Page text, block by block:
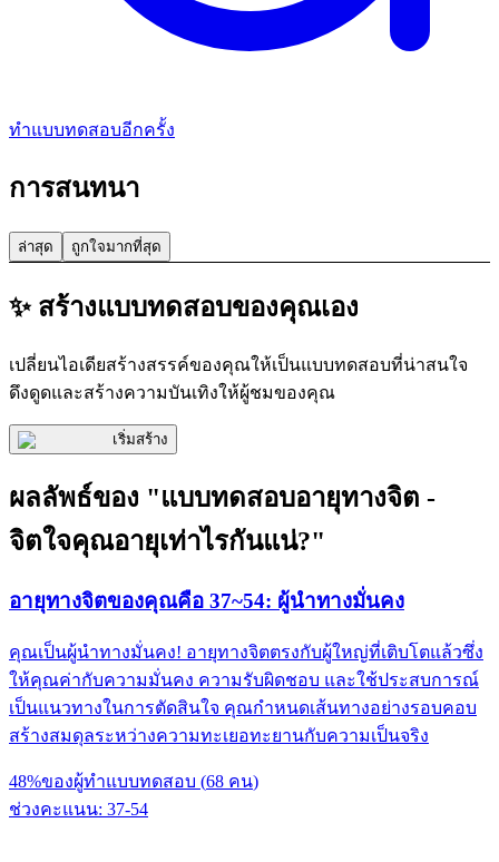
ทำแบบทดสอบอีกครั้ง
การสนทนา
ล่าสุด ถูกใจมากที่สุด
✨ สร้างแบบทดสอบของคุณเอง
เปลี่ยนไอเดียสร้างสรรค์ของคุณให้เป็นแบบทดสอบที่น่าสนใจ
ดึงดูดและสร้างความบันเทิงให้ผู้ชมของคุณ
เริ่มสร้าง
ผลลัพธ์ของ "แบบทดสอบอายุทางจิต -
จิตใจคุณอายุเท่าไรกันแน่?"
อายุทางจิตของคุณคือ 37~54: ผู้นำทางมั่นคง
คุณเป็นผู้นำทางมั่นคง! อายุทางจิตตรงกับผู้ใหญ่ที่เติบโตแล้วซึ่ง
ให้คุณค่ากับความมั่นคง ความรับผิดชอบ และใช้ประสบการณ์
เป็นแนวทางในการตัดสินใจ คุณกำหนดเส้นทางอย่างรอบคอบ
สร้างสมดุลระหว่างความทะเยอทะยานกับความเป็นจริง
48%ของผู้ทำแบบทดสอบ (68 คน)
ช่วงคะแนน: 37-54